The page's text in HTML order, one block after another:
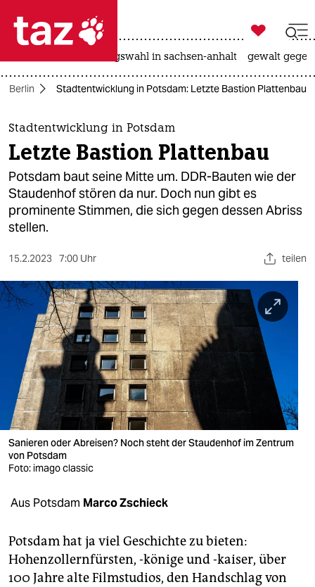
 taz zahl ich
taz zahl ich
themen
politik
öko
gesellschaft
kultur
sport
berlin
nord
wahrheit
verlag
verlag
veranstaltungen
unterstützen
abo

taz zahl ich
landtagswahl in sachsen-anhalt gewalt
Berlin Stadtentwicklung in Potsdam: Letzte Bastion Plattenbau
Stadtentwicklung in Potsdam
Letzte Bastion Plattenbau
Potsdam baut seine Mitte um. DDR-Bauten wie der
Staudenhof stören da nur. Doch nun gibt es
prominente Stimmen, die sich gegen dessen Abriss
stellen.
15.2.2023 7:00 Uhr teilen
Sanieren oder Abreisen? Noch steht der Staudenhof im Zentrum
von Potsdam
Foto: imago classic
Aus Potsdam Marco Zschieck
Potsdam hat ja viel Geschichte zu bieten:
Hohenzollernfürsten, -könige und -kaiser, über
100 Jahre alte Filmstudios, den Handschlag von